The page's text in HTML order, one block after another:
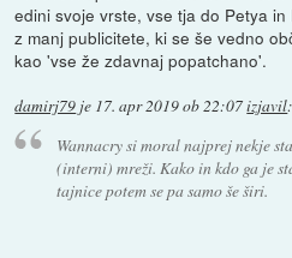
edini svoje vrste, vse tja do Petya
z manj publicitete, ki se še vedno
kao 'vse že zdavnaj popatchano'.
damirj79 je 17. apr 2019 ob 22:07izjavil:
Wannacry si moral najprej nekje
(interni) mreži. Kako in kdo ga je
tajnice potem se pa samo še širi.